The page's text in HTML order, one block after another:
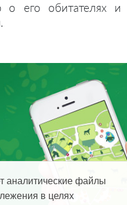
о его обитателях и
аналитические файлы
в целях